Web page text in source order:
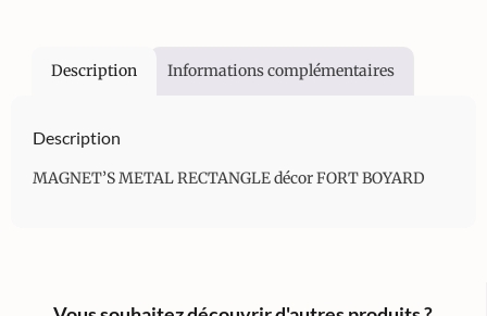
Description Informations complémentaires
Description
MAGNET’S METAL RECTANGLE décor FORT BOYARD